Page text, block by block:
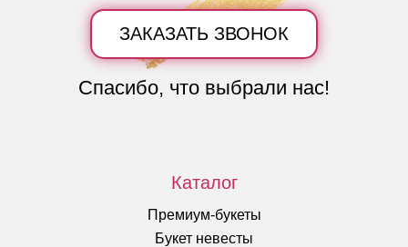
Спасибо, что выбрали нас!
ЗАКАЗАТЬ ЗВОНОК
Каталог
Премиум-букеты
Букет невесты